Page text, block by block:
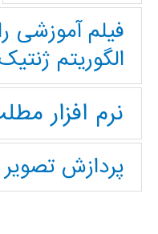
فیلم آموزشی
الگوریتم
نرم افزار
پردازش تصویر